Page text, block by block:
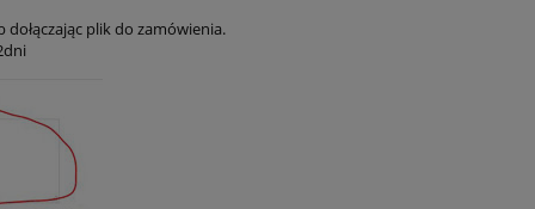
plik do zamówienia.